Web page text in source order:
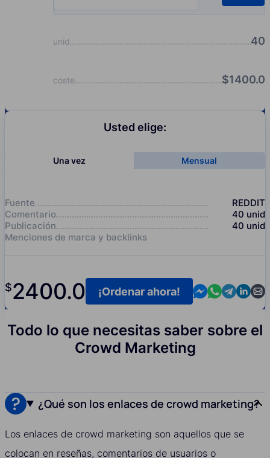
unid 40
coste $1400.0
Usted elige:
Una vez Mensual
Fuente
REDDIT
Comentario
40 unid
Publicación
40 unid
Menciones de marca y backlinks
$2400.0 Contact us in
Contact us
Contact
¡Ordenar ahora!
Todo lo que necesitas saber sobre el
Crowd Marketing
¿Qué son los enlaces de crowd marketing?
Los enlaces de crowd marketing son aquellos que se
colocan en reseñas, comentarios de usuarios o